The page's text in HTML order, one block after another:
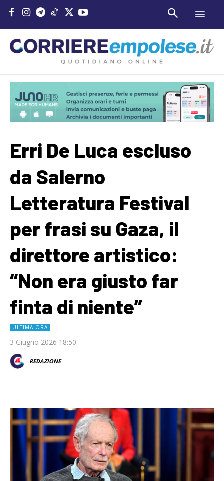
Erri De Luca escluso
da Salerno
Letteratura Festival
per frasi su Gaza, il
direttore artistico:
“Non era giusto far
finta di niente”
ULTIMA ORA
3 Giugno 2026 18:50
REDAZIONE